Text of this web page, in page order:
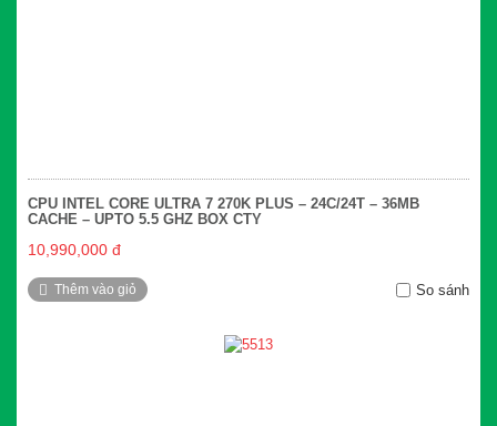
CPU INTEL CORE ULTRA 7 270K PLUS – 24C/24T – 36MB
CACHE – UPTO 5.5 GHZ BOX CTY
10,990,000 đ
Thêm vào giỏ So sánh